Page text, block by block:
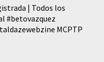
| Todos los
#betovazquez
MCPTP